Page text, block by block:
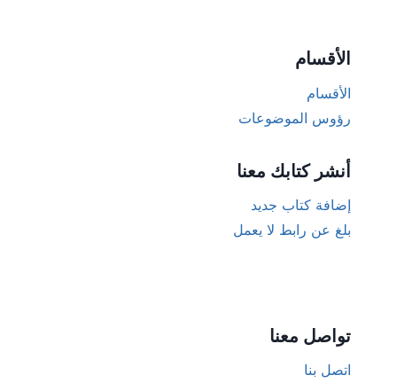
الأقسام
الأقسام
رؤوس الموضوعات
أنشر كتابك معنا
إضافة كتاب جديد
بلغ عن رابط لا يعمل
تواصل معنا
اتصل بنا